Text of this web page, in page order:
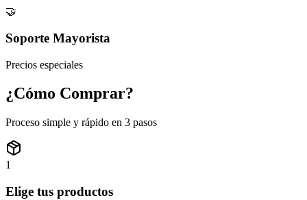
🤝
Soporte Mayorista
Precios especiales
¿Cómo Comprar?
Proceso simple y rápido en 3 pasos
1
Elige tus productos